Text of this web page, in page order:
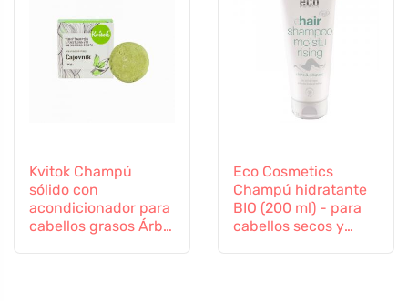
Kvitok Champú
sólido con
acondicionador para
cabellos grasos Árbol
Eco Cosmetics
Champú hidratante
BIO (200 ml) - para
cabellos secos y